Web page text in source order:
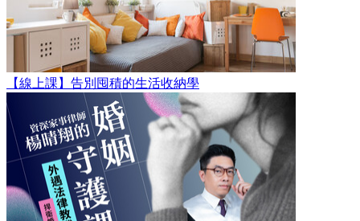
【線上課】告別囤積的生活收納學